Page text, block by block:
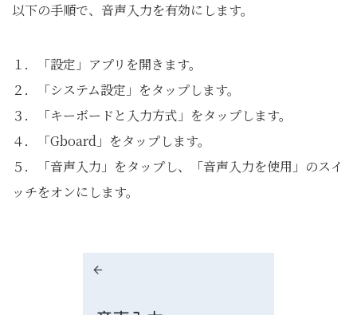
以下の手順で、音声入力を有効にします。
１．「設定」アプリを開きます。
２．「システム設定」をタップします。
３．「キーボードと入力方式」をタップします。
４．「Gboard」をタップします。
５．「音声入力」をタップし、「音声入力を使用」のスイ
ッチをオンにします。